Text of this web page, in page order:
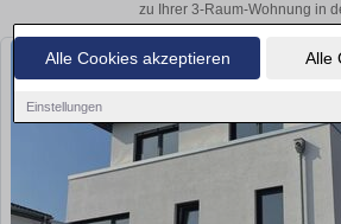
Alle Cookies akzeptieren Alle
Einstellungen
zu Ihrer 3-Raum-Wohnung in